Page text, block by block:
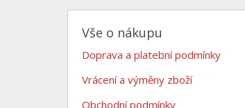
Vše o nákupu
Doprava a platební podmínky
Vrácení a výměny zboží
Obchodní podmínky